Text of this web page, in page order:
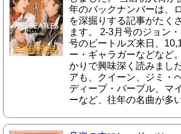
年のバックナンバーは、
を深掘りする記事がたく
ます。 2-3月号のジョン
号のビートルズ来日、
ー・ギャラガーなどなど
かりで興味深く読みまし
アも、クイーン、ジミ・
ディープ・パープル、マ
ーなど、往年の名曲が多